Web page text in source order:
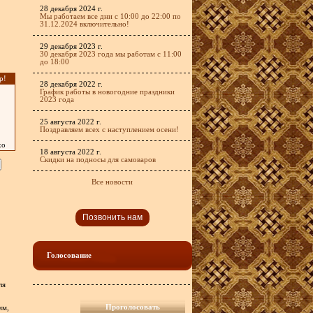
28 декабря 2024 г.
Мы работаем все дни с 10:00 до 22:00 по
31.12.2024 включительно!
29 декабря 2023 г.
30 декабря 2023 года мы работам с 11:00
до 18:00
28 декабря 2022 г.
График работы в новогодние праздники
2023 года
25 августа 2022 г.
Поздравляем всех с наступлением осени!
18 августа 2022 г.
Скидки на подносы для самоваров
Все новости
Позвонить нам
Голосование